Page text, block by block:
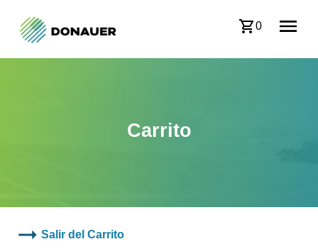
0
Carrito
Salir del Carrito